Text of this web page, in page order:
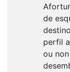
de
perfil
ou